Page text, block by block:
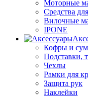
Моторные
Средства
Вилочные
IPONE
Кофры и
Подставки,
Чехлы
Рамки для
Защита рук
Наклейки